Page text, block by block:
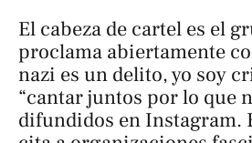
El cabeza de cartel es el
proclama abiertamente
nazi es un delito, yo soy
“cantar juntos por lo que
difundidos en Instagram.